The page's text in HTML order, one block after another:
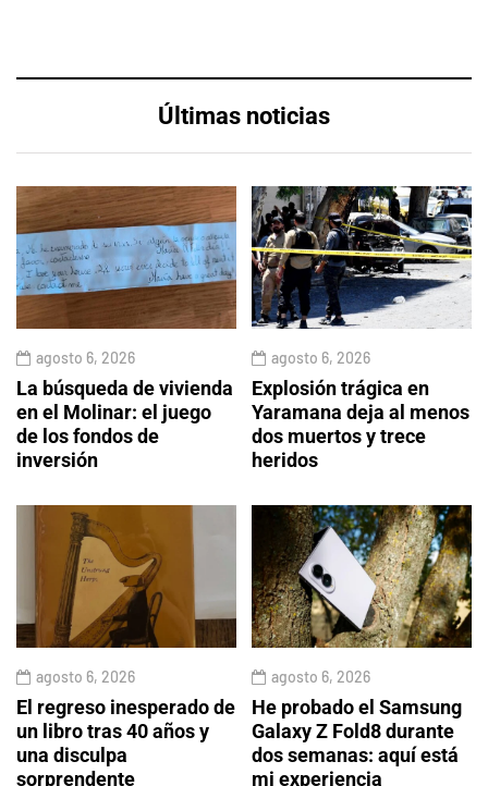
Últimas noticias
agosto 6, 2026
La búsqueda de vivienda
en el Molinar: el juego
de los fondos de
inversión
agosto 6, 2026
Explosión trágica en
Yaramana deja al menos
dos muertos y trece
heridos
agosto 6, 2026
El regreso inesperado de
un libro tras 40 años y
una disculpa
sorprendente
agosto 6, 2026
He probado el Samsung
Galaxy Z Fold8 durante
dos semanas: aquí está
mi experiencia